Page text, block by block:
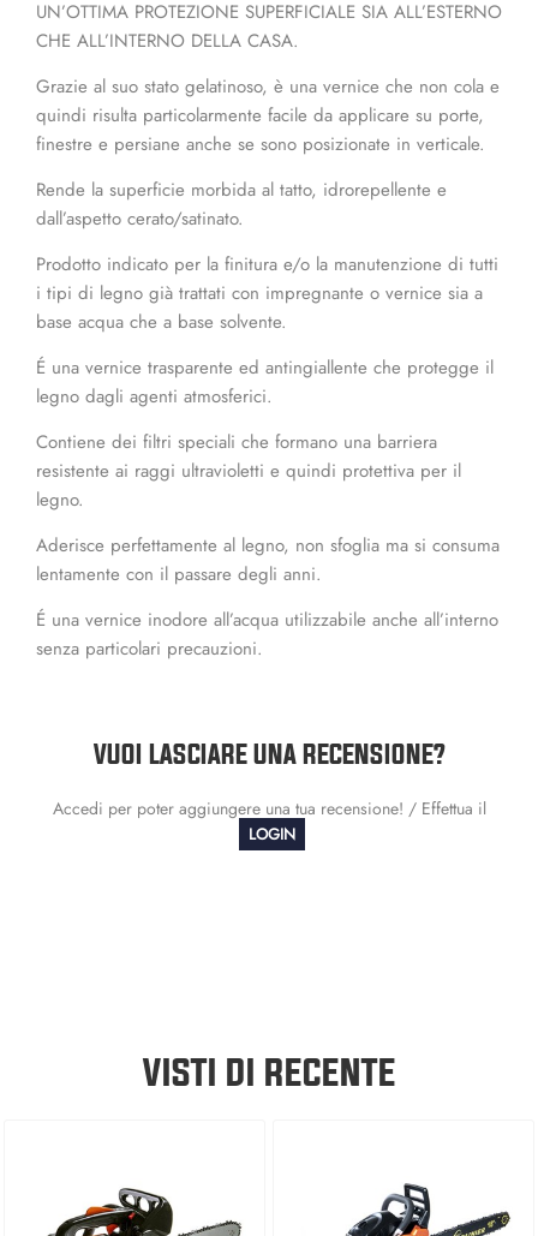
UN’OTTIMA PROTEZIONE SUPERFICIALE SIA ALL’ESTERNO
CHE ALL’INTERNO DELLA CASA.
Grazie al suo stato gelatinoso, è una vernice che non cola e
quindi risulta particolarmente facile da applicare su porte,
finestre e persiane anche se sono posizionate in verticale.
Rende la superficie morbida al tatto, idrorepellente e
dall’aspetto cerato/satinato.
Prodotto indicato per la finitura e/o la manutenzione di tutti
i tipi di legno già trattati con impregnante o vernice sia a
base acqua che a base solvente.
É una vernice trasparente ed antingiallente che protegge il
legno dagli agenti atmosferici.
Contiene dei filtri speciali che formano una barriera
resistente ai raggi ultravioletti e quindi protettiva per il
legno.
Aderisce perfettamente al legno, non sfoglia ma si consuma
lentamente con il passare degli anni.
É una vernice inodore all’acqua utilizzabile anche all’interno
senza particolari precauzioni.
VUOI LASCIARE UNA RECENSIONE?
Accedi per poter aggiungere una tua recensione! / Effettua il
LOGIN
VISTI DI RECENTE